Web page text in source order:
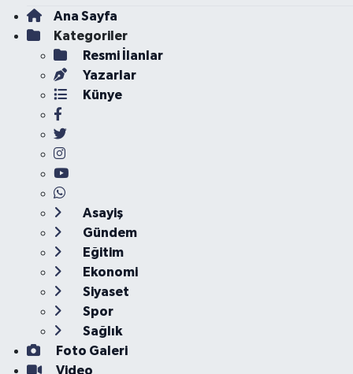
Ana Sayfa
Kategoriler
Resmi İlanlar
Yazarlar
Künye
Asayiş
Gündem
Eğitim
Ekonomi
Siyaset
Spor
Sağlık
Foto Galeri
Video